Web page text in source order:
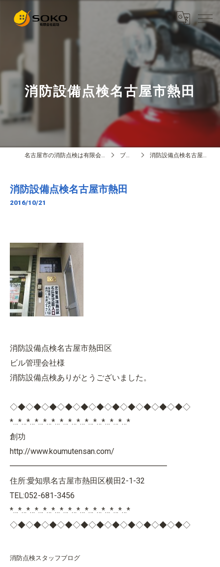
消防設備点検名古屋市熱田
名古屋市の消防点検は有限会社創功 ブログ 消防設備点検名古屋市熱田
消防設備点検名古屋市熱田
2016/10/21
消防設備点検名古屋市熱田区
ビル管理会社様
消防設備点検ありがとうございました。
◇◆◇◆◇◆◇◆◇◆◇◆◇◆◇◆◇◆◇◆◇◆◇
*…*…*…*…*…*…*…*…*…*…*…*…*…*…*
創功
http://www.koumutensan.com/
━━━━━━━━━━━━━━━━━━━━
住所:愛知県名古屋市熱田区横田2-1-32
TEL:052-681-3456
*…*…*…*…*…*…*…*…*…*…*…*…*…*…*
◇◆◇◆◇◆◇◆◇◆◇◆◇◆◇◆◇◆◇◆◇◆◇
消防点検スタッフブログ